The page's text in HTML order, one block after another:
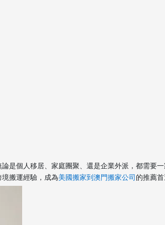
是個人移居、家庭團聚、還是企業外派，都需要
搬運經驗，成為美國搬家到澳門搬家公司 的推薦首